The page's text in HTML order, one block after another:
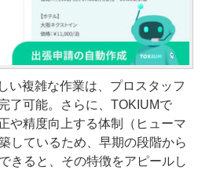
い複雑な作業は、プロスタッフ
了可能。さらに、TOKIUMで
や精度向上する体制（ヒューマ
しているため、早期の段階から
きると、その特徴をアピールし